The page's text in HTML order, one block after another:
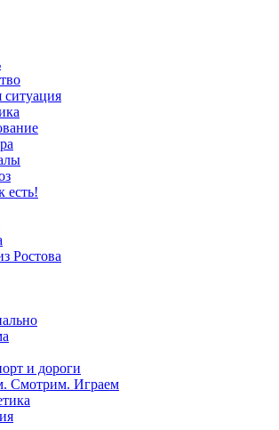
ситуация
есть!
Ростова
и дороги
Смотрим. Играем